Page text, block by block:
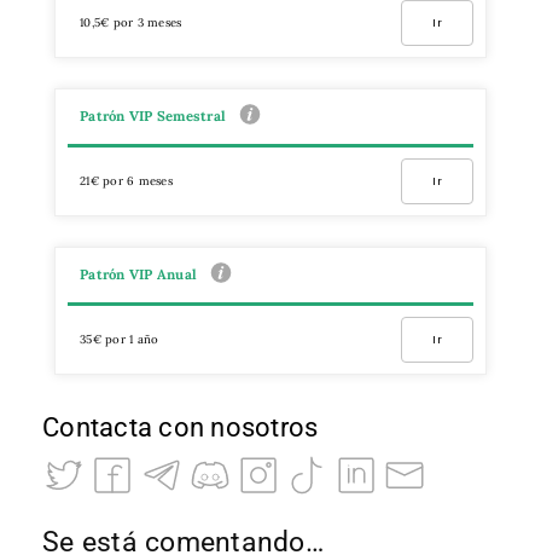
10,5€ por 3 meses Ir
Patrón VIP Semestral
21€ por 6 meses Ir
Patrón VIP Anual
35€ por 1 año Ir
Contacta con nosotros
Se está comentando…